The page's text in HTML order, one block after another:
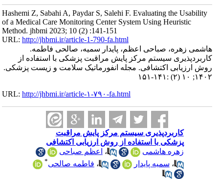
Hashemi Z, Sabahi A, Paydar S, Salehi F. Evaluating the Usability
of a Medical Care Monitoring Center System Using Heuristic
Method. jhbmi 2023; 10 (2) :141-151
URL:http://jhbmi.ir/article-1-790-fa.html
هاشمی زهره، صباحی اعظم، پایدار سمیه، صالحی فاطمه.
کاربردپذیری سیستم مرکز پایش مراقبت پزشکی با استفاده از
روش ارزیابی اکتشافی. مجله انفورماتیک سلامت و زیست پزشکی.
۱۴۰۲; ۱۰ (۲) :۱۴۱-۱۵۱
URL:http://jhbmi.ir/article-۱-۷۹۰-fa.html
کاربردپذیری سیستم مرکز پایش مراقبت
پزشکی با استفاده از روش ارزیابی اکتشافی
زهره هاشمی
،اعظم صباحی
،سمیه پایدار ،فاطمه صالحی